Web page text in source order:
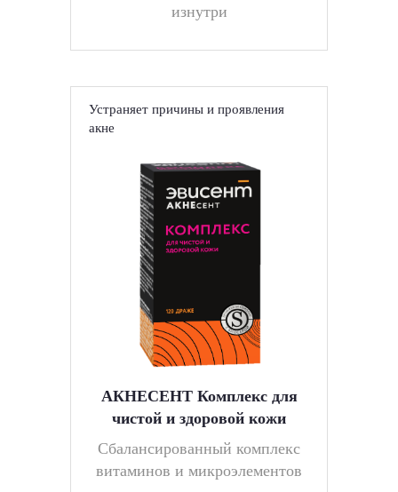
изнутри
Устраняет причины и проявления
акне
АКНЕСЕНТ Комплекс для
чистой и здоровой кожи
Cбалансированный комплекс
витаминов и микроэлементов